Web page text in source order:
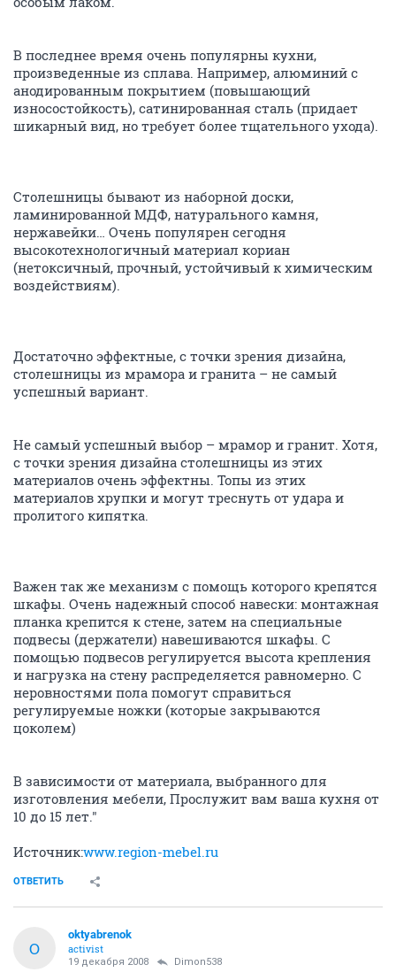
В последнее время очень популярны кухни,
произведенные из сплава. Например, алюминий с
анодированным покрытием (повышающий
износостойкость), сатинированная сталь (придает
шикарный вид, но требует более тщательного ухода).
Столешницы бывают из наборной доски,
ламинированной МДФ, натурального камня,
нержавейки… Очень популярен сегодня
высокотехнологичный материал кориан
(нетоксичный, прочный, устойчивый к химическим
воздействиям).
Достаточно эффектные, с точки зрения дизайна,
столешницы из мрамора и гранита – не самый
успешный вариант.
Не самый успешный выбор – мрамор и гранит. Хотя,
с точки зрения дизайна столешницы из этих
материалов очень эффектны. Топы из этих
материалов хрупки и могут треснуть от удара и
пролитого кипятка.
Важен так же механизм с помощь которого крепятся
шкафы. Очень надежный способ навески: монтажная
планка крепится к стене, затем на специальные
подвесы (держатели) навешиваются шкафы. С
помощью подвесов регулируется высота крепления
и нагрузка на стену распределяется равномерно. С
неровностями пола помогут справиться
регулируемые ножки (которые закрываются
цоколем)
В зависимости от материала, выбранного для
изготовления мебели, Прослужит вам ваша кухня от
10 до 15 лет."
Источник:www.region-mebel.ru
ОТВЕТИТЬ
O
oktyabrenok
activist
19 декабря 2008 Dimon538